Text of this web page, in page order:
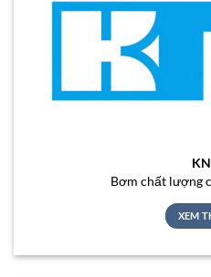
Bơm chất lượng
XEM